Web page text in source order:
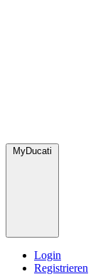
MyDucati
Login
Registrieren